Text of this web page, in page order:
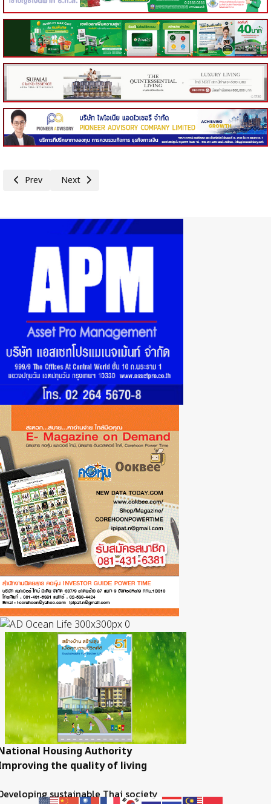
Previous article: กกร.ปรับเพิ่ม GDP ปี 67 ไปได้ถึง 2.8% จับตาผลเลือกตั้ง
Prev Next article: วว. หารือสภาหอการค้าไทยเพื่อส่งเสริมนวัตกรร
Next
Housing Authority
the quality of living
sustainable Thai society